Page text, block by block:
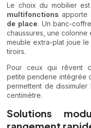
Le choix du mobilier
multifonctions apporte
de place. Un banc-
chaussures, une colonne
meuble extra-plat joue
tiroirs.
Pour ceux qui rêvent
petite penderie intégrée
permettent de
centimètre.
Solutions